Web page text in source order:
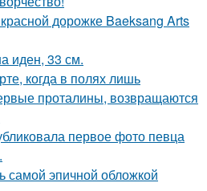
дорожке Baeksang Arts
иден, 33 см.
когда в полях лишь
проталины, возвращаются
первое фото певца
самой эпичной обложкой